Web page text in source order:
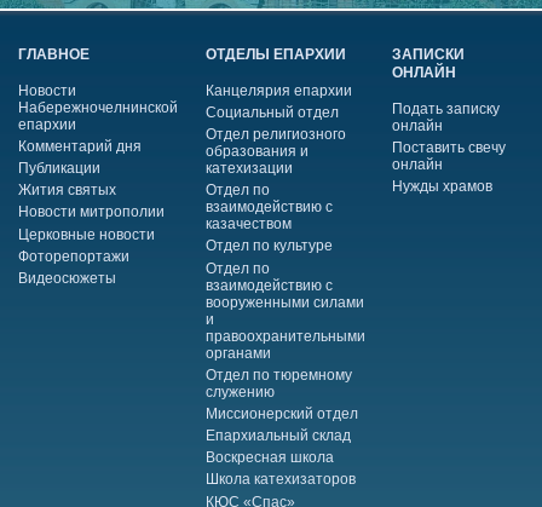
ГЛАВНОЕ
Новости
Набережночелнинской
епархии
Комментарий дня
Публикации
Жития святых
Новости митрополии
Церковные новости
Фоторепортажи
Видеосюжеты
ОТДЕЛЫ ЕПАРХИИ
Канцелярия епархии
Социальный отдел
Отдел религиозного
образования и
катехизации
Отдел по
взаимодействию с
казачеством
Отдел по культуре
Отдел по
взаимодействию с
вооруженными силами
и
правоохранительными
органами
Отдел по тюремному
служению
Миссионерский отдел
Епархиальный склад
Воскресная школа
Школа катехизаторов
КЮС «Спас»
ЗАПИСКИ
ОНЛАЙН
Подать записку
онлайн
Поставить свечу
онлайн
Нужды храмов